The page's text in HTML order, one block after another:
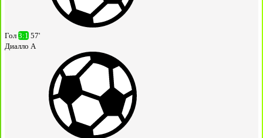
Гол 3:1 57'
Диалло А